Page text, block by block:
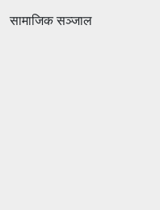
सामाजिक सञ्जाल